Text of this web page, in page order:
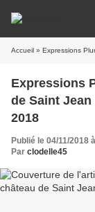
Accueil » Expressions
Expressions
de Saint
2018
Publié le 04/11/2018
Par clodelle45